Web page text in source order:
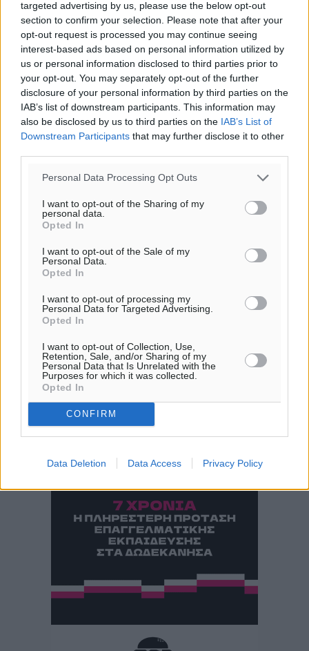
targeted advertising by us, please use the below opt-out
section to confirm your selection. Please note that after your
opt-out request is processed you may continue seeing
interest-based ads based on personal information utilized by
us or personal information disclosed to third parties prior to
your opt-out. You may separately opt-out of the further
disclosure of your personal information by third parties on the
IAB’s list of downstream participants. This information may
also be disclosed by us to third parties on the IAB’s List of
Downstream Participants that may further disclose it to other
Personal Data Processing Opt Outs
I want to opt-out of the Sharing of my
personal data.
Opted In
I want to opt-out of the Sale of my
Personal Data.
Opted In
I want to opt-out of processing my
Personal Data for Targeted Advertising.
Opted In
I want to opt-out of Collection, Use,
Retention, Sale, and/or Sharing of my
Personal Data that Is Unrelated with the
Purposes for which it was collected.
Opted In
CONFIRM
Data Deletion Data Access Privacy Policy
Για την μερική αναπαραγωγή της είδησης από άλλες
ιστοσελίδες είναι απαραίτητη η χρήση του παρακάτω
παρεχόμενου συνδέσμου παραπομπής προς το άρθρο
της Δημοκρατικής.
o καιρός τώρα:
km/h
°
πρόγνωση:
°